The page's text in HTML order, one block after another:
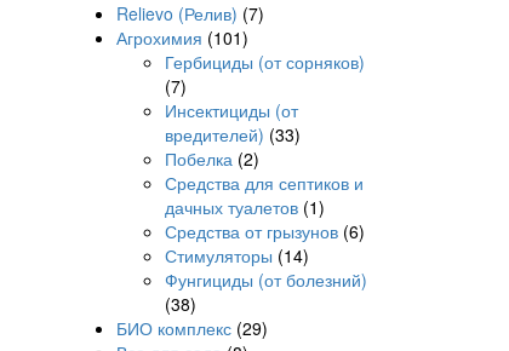
Relievo (Релив) (7)
Агрохимия (101)
Гербициды (от сорняков)
(7)
Инсектициды (от
вредителей) (33)
Побелка (2)
Средства для септиков и
дачных туалетов (1)
Средства от грызунов (6)
Стимуляторы (14)
Фунгициды (от болезний)
(38)
БИО комплекс (29)